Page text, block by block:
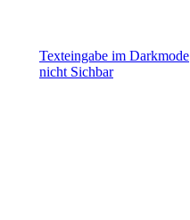
Texteingabe im Darkmode
nicht Sichbar